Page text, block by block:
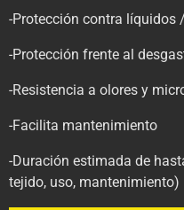
-Protección contra líquidos
-Protección frente al
-Resistencia a olores y
-Facilita mantenimiento
-Duración estimada de
tejido, uso, mantenimiento)